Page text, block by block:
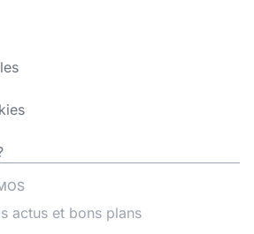
actus et bons plans